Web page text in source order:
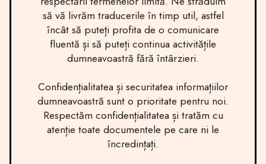
să vă livrăm traducerile în timp util, astfel
încât să puteți profita de o comunicare
fluentă și să puteți continua activitățile
dumneavoastră fără întârzieri.
Confidențialitatea și securitatea informațiilor
dumneavoastră sunt o prioritate pentru noi.
Respectăm confidențialitatea și tratăm cu
atenție toate documentele pe care ni le
încredințați.